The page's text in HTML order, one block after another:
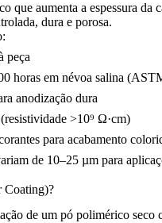
que aumenta a espessura
dura e porosa.
peça
horas em névoa salina
anodização dura
>10⁹ Ω·cm)
para acabamento
de 10–25 µm para
Coating)?
de um pó polimérico